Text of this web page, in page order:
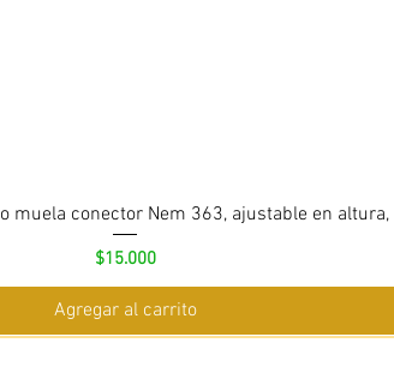
muela conector Nem 363, ajustable en
Precio
$15.000
Agregar al carrito